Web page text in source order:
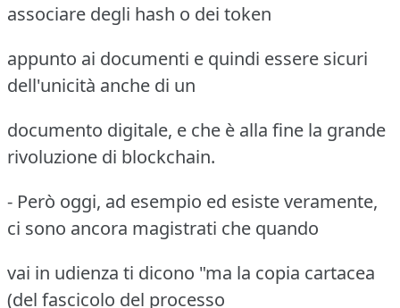
associare degli hash o dei token
appunto ai documenti e quindi essere sicuri
dell'unicità anche di un
documento digitale, e che è alla fine la grande
rivoluzione di blockchain.
- Però oggi, ad esempio ed esiste veramente,
ci sono ancora magistrati che quando
vai in udienza ti dicono "ma la copia cartacea
(del fascicolo del processo